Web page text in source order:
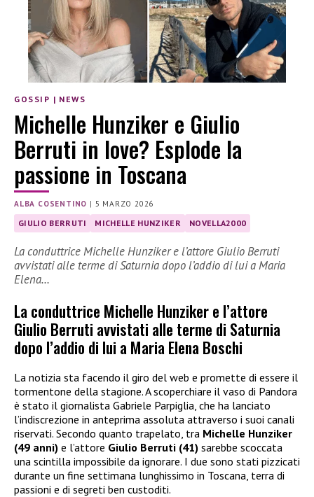
GOSSIP | NEWS
Michelle Hunziker e Giulio
Berruti in love? Esplode la
passione in Toscana
ALBA COSENTINO | 5 MARZO 2026
GIULIO BERRUTI MICHELLE HUNZIKER NOVELLA2000
La conduttrice Michelle Hunziker e l’attore Giulio Berruti
avvistati alle terme di Saturnia dopo l’addio di lui a Maria
Elena…
La conduttrice Michelle Hunziker e l’attore
Giulio Berruti avvistati alle terme di Saturnia
dopo l’addio di lui a Maria Elena Boschi
La notizia sta facendo il giro del web e promette di essere il
tormentone della stagione. A scoperchiare il vaso di Pandora
è stato il giornalista Gabriele Parpiglia, che ha lanciato
l’indiscrezione in anteprima assoluta attraverso i suoi canali
riservati. Secondo quanto trapelato, tra Michelle Hunziker
(49 anni) e l’attore Giulio Berruti (41) sarebbe scoccata
una scintilla impossibile da ignorare. I due sono stati pizzicati
durante un fine settimana lunghissimo in Toscana, terra di
passioni e di segreti ben custoditi.